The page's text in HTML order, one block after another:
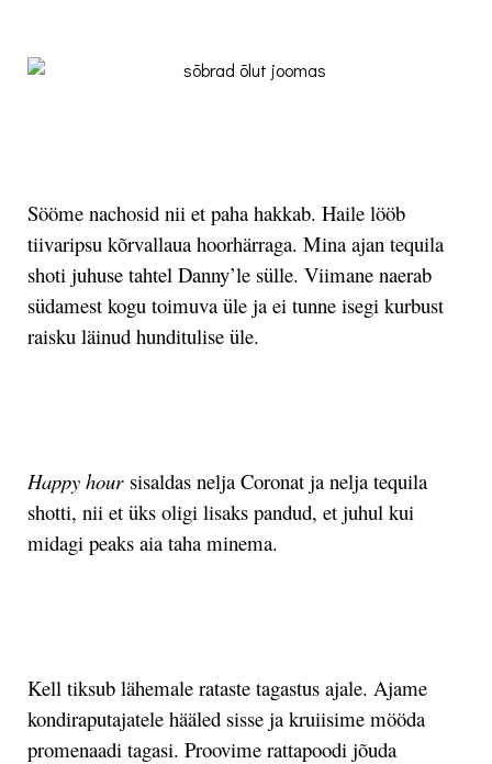
Sööme nachosid nii et paha hakkab. Haile lööb
tiivaripsu kõrvallaua hoorhärraga. Mina ajan tequila
shoti juhuse tahtel Danny’le sülle. Viimane naerab
südamest kogu toimuva üle ja ei tunne isegi kurbust
raisku läinud hunditulise üle.
Happy hour sisaldas nelja Coronat ja nelja tequila
shotti, nii et üks oligi lisaks pandud, et juhul kui
midagi peaks aia taha minema.
Kell tiksub lähemale rataste tagastus ajale. Ajame
kondiraputajatele hääled sisse ja kruiisime mööda
promenaadi tagasi. Proovime rattapoodi jõuda